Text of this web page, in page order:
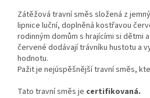
Zátěžová travní směs složená z
lipnice luční, doplněná kostřavou
rodinným domům s hrajícími si dětmi
červené dodávají trávníku hustotu a
hodnotu.
Pažit je nejúspěšnější travní směs,
Tato travní směs je certifikovaná.